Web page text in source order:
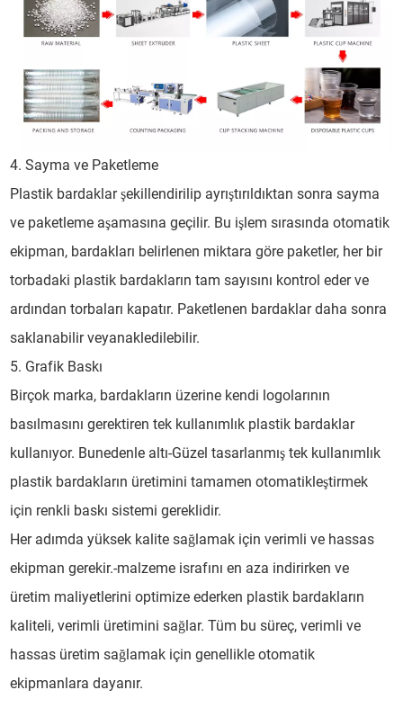
4. Sayma ve Paketleme
Plastik bardaklar şekillendirilip ayrıştırıldıktan sonra sayma
ve paketleme aşamasına geçilir. Bu işlem sırasında otomatik
ekipman, bardakları belirlenen miktara göre paketler, her bir
torbadaki plastik bardakların tam sayısını kontrol eder ve
ardından torbaları kapatır. Paketlenen bardaklar daha sonra
saklanabilir veyanakledilebilir.
5. Grafik Baskı
Birçok marka, bardakların üzerine kendi logolarının
basılmasını gerektiren tek kullanımlık plastik bardaklar
kullanıyor. Bunedenle altı-Güzel tasarlanmış tek kullanımlık
plastik bardakların üretimini tamamen otomatikleştirmek
için renkli baskı sistemi gereklidir.
Her adımda yüksek kalite sağlamak için verimli ve hassas
ekipman gerekir.-malzeme israfını en aza indirirken ve
üretim maliyetlerini optimize ederken plastik bardakların
kaliteli, verimli üretimini sağlar. Tüm bu süreç, verimli ve
hassas üretim sağlamak için genellikle otomatik
ekipmanlara dayanır.